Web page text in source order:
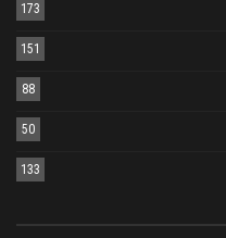
173
151
88
50
133